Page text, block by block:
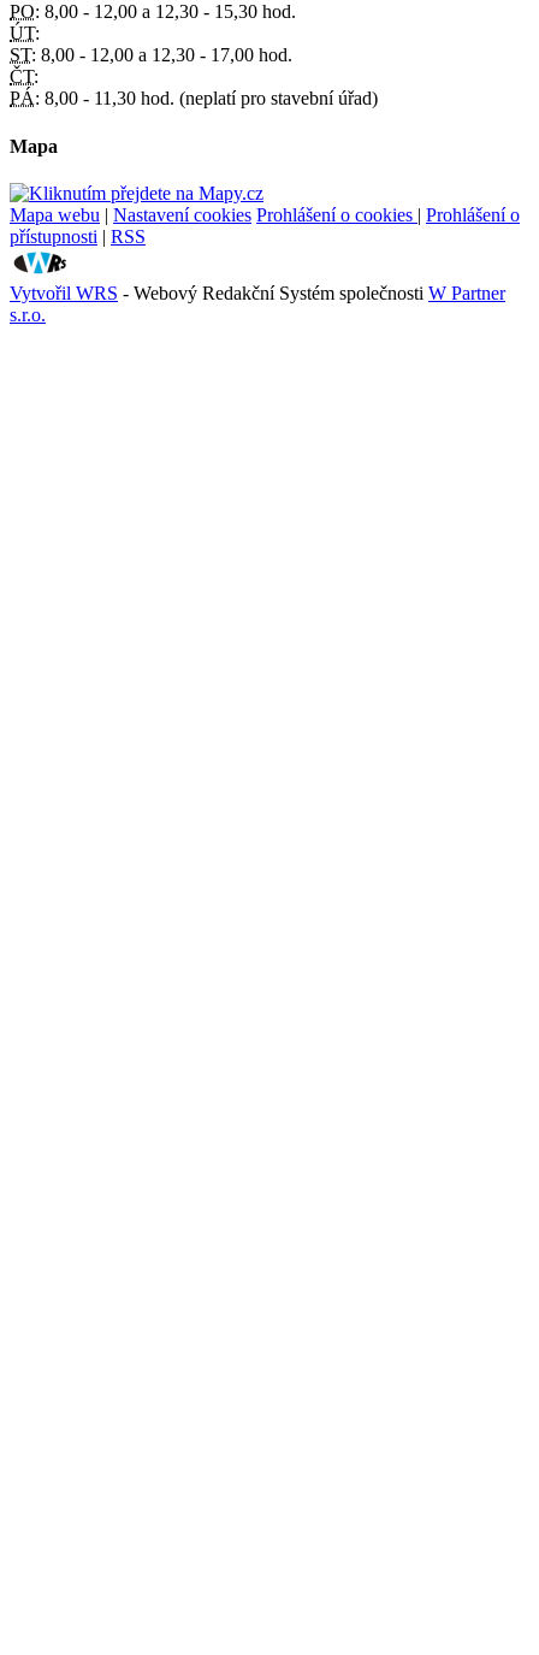
PO: 8,00 - 12,00 a 12,30 - 15,30 hod.
ÚT:
ST: 8,00 - 12,00 a 12,30 - 17,00 hod.
ČT:
PÁ: 8,00 - 11,30 hod. (neplatí pro stavební úřad)
Mapa
Mapa webu | Nastavení cookies Prohlášení o cookies | Prohlášení o
přístupnosti | RSS
Vytvořil WRS - Webový Redakční Systém společnosti W Partner
s.r.o.